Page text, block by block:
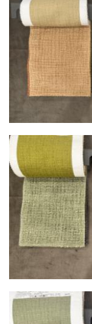
Условия
области
Для
следующие
Доставка
товара от
месту
Подъём на
дверных
средств